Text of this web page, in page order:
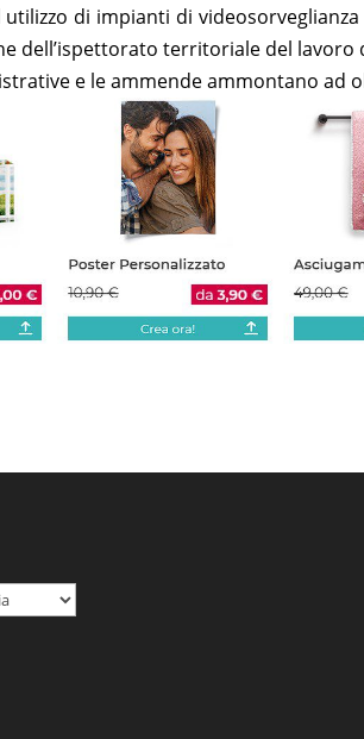
di impianti di
dell’ispettorato territoriale del lavoro
e le ammende ammontano ad